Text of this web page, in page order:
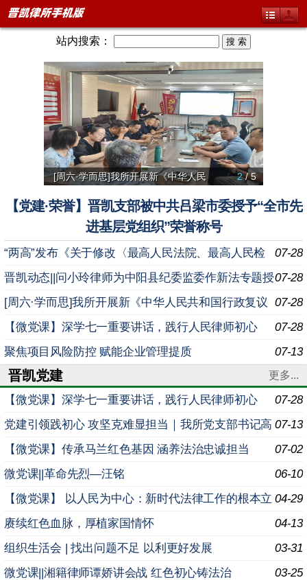
站内搜索：
[周六·学而思]我所开展新《中华人民 2/ 5
【党建·荣誉】晋凯支部被中共吕梁市委授予“全市先
进基层党组织”荣誉称号
07-28
“两高”发布《关于修改〈最高人民法院、最高人民检
察院关于办理内幕交易、泄露内幕信息刑事案件具体应用
法
07-28
晋凯动态||问小玲律师为中阳县纪委监委作新法专题授
课
07-28
[周六·学而思]我所开展新《中华人民共和国行政复议
法实施条例》专题学习例会
07-28
【微党课】深学七一重要讲话，践行人民律师初心
—— 我所开展专题学习例会
07-13
聚焦项目风险防控 赋能企业管理提质
晋凯党建 更多...
07-28
【微党课】深学七一重要讲话，践行人民律师初心
—— 我所开展专题学习例会
07-13
党建引领践初心 攻坚克难显担当｜我所党支部书记高
晓军讲授专题党课：解决好突出问题就是最大的政绩
07-02
【微党课】传承马兰红色基因 涵养法治忠诚担当
06-10
微党课||革命先烈—汪铭
04-29
【微党课】 以人民为中心：新时代法律工作的根本立
场
04-13
赓续红色血脉，厚植家国情怀
03-31
组织生活会 | 找出问题不足 以利更好发展
03-25
微党课||湘籍律师谭娇讲会战 红色初心铸法治